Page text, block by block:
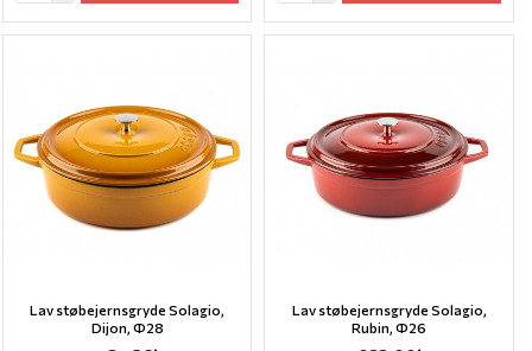
Lav støbejernsgryde Solagio,
Dijon, Ф28
Lav støbejernsgryde Solagio,
Rubin, Ф26